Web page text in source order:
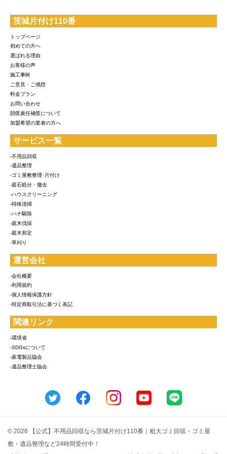
茨城片付け110番
トップページ
初めての方へ
選ばれる理由
お客様の声
施工事例
ご意見・ご感想
料金プラン
お問い合わせ
賠償責任補償について
加盟希望の業者の方へ
サービス一覧
-不用品回収
-遺品整理
-ゴミ屋敷整理･片付け
-庭石処分・撤去
-ハウスクリーニング
-特殊清掃
-ハチ駆除
-庭木伐採
-庭木剪定
-草刈り
運営会社
-会社概要
-利用規約
-個人情報保護方針
-特定商取引法に基づく表記
関連リンク
-環境省
-SDGsについて
-家電製品協会
-遺品整理士協会
© 2026 【公式】不用品回収なら茨城片付け110番｜粗大ゴミ回収・ゴミ屋
敷・遺品整理など24時間受付中！